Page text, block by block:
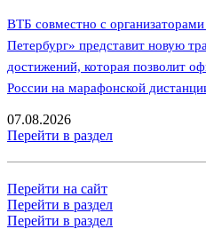
ВТБ совместно с
Петербург» представит новую
достижений, которая позволит
России на марафонской
07.08.2026
Перейти в раздел
Перейти на сайт
Перейти в раздел
Перейти в раздел